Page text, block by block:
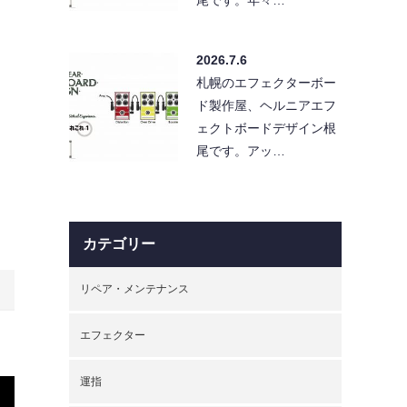
2026.7.6
札幌のエフェクターボー
ド製作屋、ヘルニアエフ
ェクトボードデザイン根
尾です。アッ…
カテゴリー
リペア・メンテナンス
エフェクター
運指